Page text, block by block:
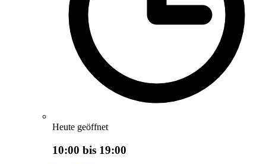
Heute geöffnet
10:00 bis 19:00